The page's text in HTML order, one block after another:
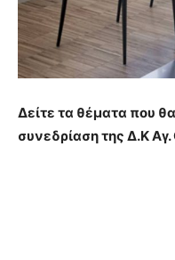
Δείτε τα θέματα που
συνεδρίαση της Δ.Κ